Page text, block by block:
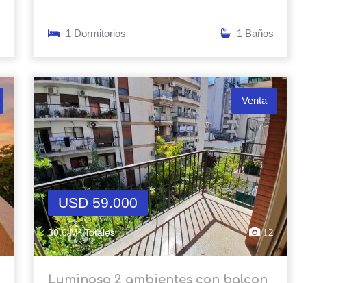
1 Dormitorios 1 Baños
Venta
USD 59.000
30.6 M² Totales 12
Luminoso 2 ambientes con balcon